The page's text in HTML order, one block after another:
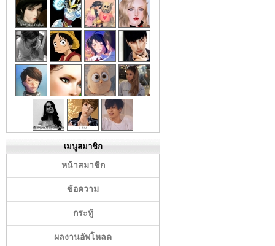
เมนูสมาชิก
หน้าสมาชิก
ข้อความ
กระทู้
ผลงานอัพโหลด